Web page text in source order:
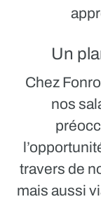
Un
Chez
nos
travers de
mais aussi